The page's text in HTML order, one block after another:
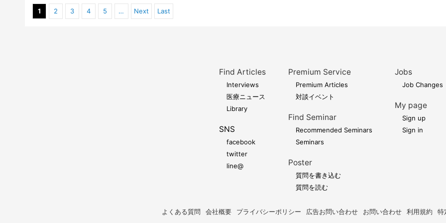
1 2 3 4 5 … Next Last
Find Articles
Interviews
医療ニュース
Library
SNS
facebook
twitter
line@
Premium Service
Premium Articles
対談イベント
Find Seminar
Recommended Seminars
Seminars
Poster
質問を書き込む
質問を読む
Jobs
Job Changes
My page
Sign up
Sign in
よくある質問 会社概要 プライバシーポリシー 広告お問い合わせ お問い合わせ 利用規約
特